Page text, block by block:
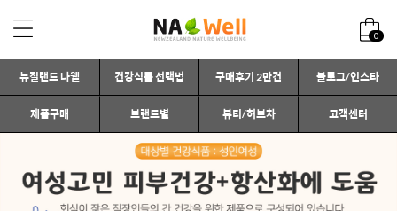
0
뉴질랜드 나웰 건강식품 선택법 구매후기 2만건 블로그/인스타
제품구매 브랜드별 뷰티/허브차 고객센터